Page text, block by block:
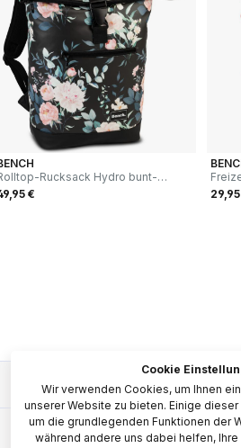
Rucksack Hydro bunt-
€
Hilfe & Kontakt
Shop
Cookie
Wir verwenden Cookies, um Ihnen
unserer Website zu bieten. Einige
um die grundlegenden Funktionen der
während andere uns dabei helfen,